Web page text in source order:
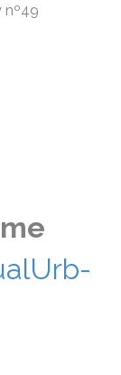
nº49